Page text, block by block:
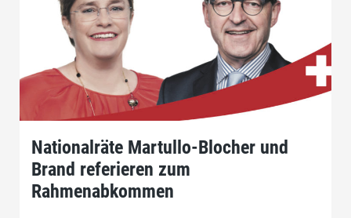
Nationalräte Martullo-Blocher und
Brand referieren zum
Rahmenabkommen